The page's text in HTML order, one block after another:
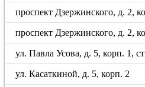
проспект Дзержинского, д. 2,
проспект Дзержинского, д. 2,
ул. Павла Усова, д. 5, корп. 1,
ул. Касаткиной, д. 5, корп. 2